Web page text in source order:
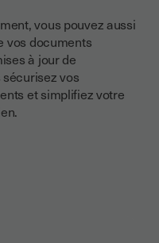
vous pouvez aussi
vos documents
à jour de
vos
et simplifiez votre